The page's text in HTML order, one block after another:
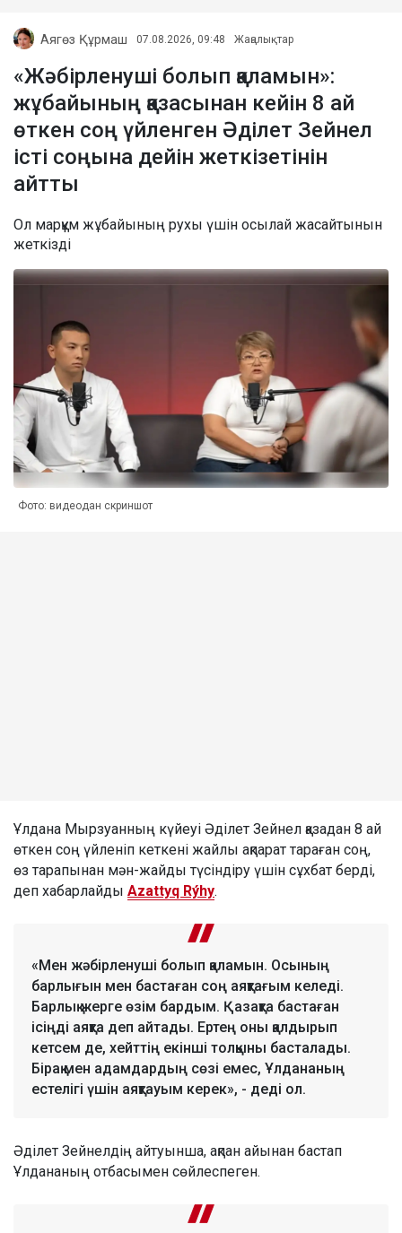
Аягөз Құрмаш 07.08.2026, 09:48 Жаңалықтар
«Жәбірленуші болып қаламын»:
жұбайының қазасынан кейін 8 ай
өткен соң үйленген Әділет Зейнел
істі соңына дейін жеткізетінін
айтты
Ол марқұм жұбайының рухы үшін осылай жасайтынын
жеткізді
Фото: видеодан скриншот
Ұлдана Мырзуанның күйеуі Әділет Зейнел қазадан 8 ай
өткен соң үйленіп кеткені жайлы ақпарат тараған соң,
өз тарапынан мән-жайды түсіндіру үшін сұхбат берді,
деп хабарлайды Azattyq Rýhy.
«Мен жәбірленуші болып қаламын. Осының
барлығын мен бастаған соң аяқтағым келеді.
Барлық жерге өзім бардым. Қазақта бастаған
ісіңді аяқта деп айтады. Ертең оны қалдырып
кетсем де, хейттің екінші толқыны басталады.
Бірақ мен адамдардың сөзі емес, Ұлдананың
естелігі үшін аяқтауым керек», - деді ол.
Әділет Зейнелдің айтуынша, ақпан айынан бастап
Ұлдананың отбасымен сөйлеспеген.